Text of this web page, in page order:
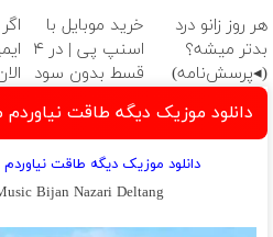
ضامن
هر روز زانو درد
بدتر میشه؟
(◂پرسش‌نامه)
خرید موبایل با
اسنپ پی | در ۴
قسط بدون سود
و کارمزد!
دانلود موزیک دیگه طاقت
دانلود موزیک دیگه طاقت
Bijan Nazari Deltang